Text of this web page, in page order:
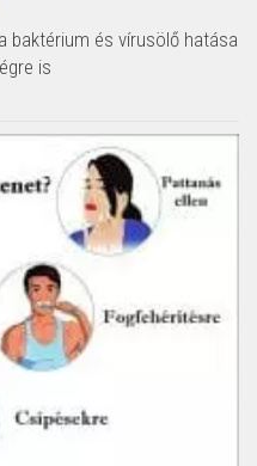
baktérium és vírusölő hatása
is